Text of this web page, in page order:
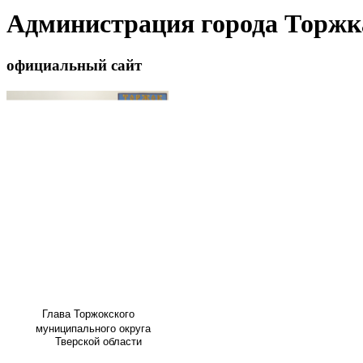
Администрация города
официальный сайт
Глава Торжокского
муниципального округа
Тверской области